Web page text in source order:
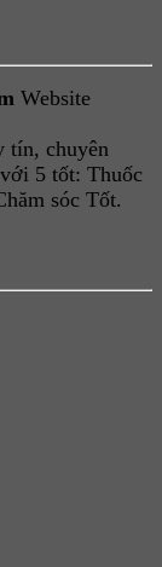
Website
tín, chuyên
với 5 tốt: Thuốc
sóc Tốt.